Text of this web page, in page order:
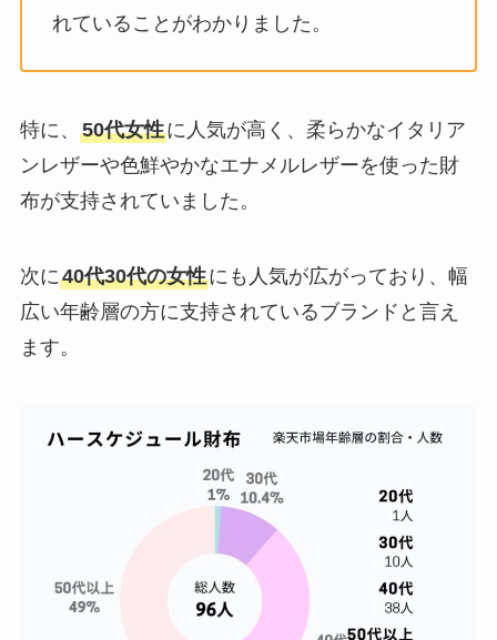
れていることがわかりました。
特に、 50代女性に人気が高く、柔らかなイタリア
ンレザーや色鮮やかなエナメルレザーを使った財
布が支持されていました。
次に40代30代の女性にも人気が広がっており、幅
広い年齢層の方に支持されているブランドと言え
ます。